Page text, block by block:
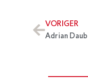
VORIGER
Adrian Daub